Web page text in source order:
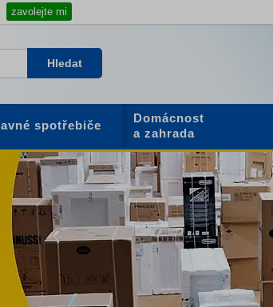
zavolejte mi
Hledat
spotřebiče
Domácnost
a zahrada